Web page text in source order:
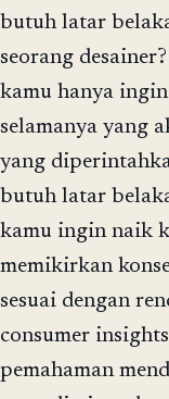
butuh latar
seorang
kamu hanya
selamanya yang
yang
butuh latar
kamu ingin naik
memikirkan
sesuai dengan
consumer
pemahaman